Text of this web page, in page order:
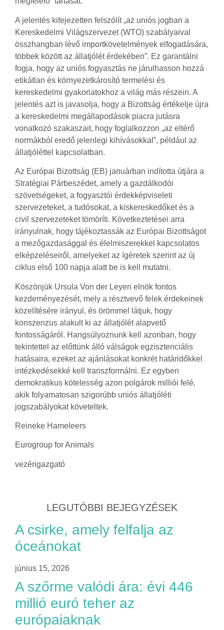
A jelentés kifejezetten felszólít „az uniós jogban a
Kereskedelmi Világszervezet (WTO) szabályaival
összhangban lévő importkövetelmények elfogadására,
többek között az állatjólét érdekében”. Ez garantálni
fogja, hogy az uniós fogyasztás ne járulhasson hozzá
etikátlan és környezetkárosító termelési és
kereskedelmi gyakorlatokhoz a világ más részein. A
jelentés azt is javasolja, hogy a Bizottság értékelje újra
a kereskedelmi megállapodások piacra jutásra
vonatkozó szakaszait, hogy foglalkozzon „az eltérő
normákból eredő jelenlegi kihívásokkal”, például az
állatjóléttel kapcsolatban.
Az Európai Bizottság (EB) januárban indította útjára a
Stratégiai Párbeszédet, amely a gazdálkodói
szövetségeket, a fogyasztói érdekképviseleti
szervezeteket, a tudósokat, a kiskereskedőket és a
civil szervezeteket tömöríti. Következtetései arra
irányulnak, hogy tájékoztassák az Európai Bizottságot
a mezőgazdasággal és élelmiszerekkel kapcsolatos
elképzeléseiről, amelyeket az ígéretek szerint az új
ciklus első 100 napja alatt be is kell mutatni.
Köszönjük Ursula Von der Leyen elnök fontos
kezdeményezését, mely a résztvevő felek érdekeinek
közelítésére irányul, és örömmel látjuk, hogy
konszenzus alakult ki az állatjólét alapvető
fontosságáról. Hangsúlyoznunk kell azonban, hogy
tekintettel az előttünk álló válságok egzisztenciális
hatásaira, ezeket az ajánlásokat konkrét határidőkkel
intézkedésekké kell transzformálni. Ez egyben
demokratikus kötelesség azon polgárok milliói felé,
akik folyamatosan szigorúbb uniós állatjóléti
jogszabályokat követeltek.
Reineke Hameleers
Eurogroup for Animals
vezérigazgató
LEGUTÓBBI BEJEGYZÉSEK
A csirke, amely felfalja az
óceánokat
június 15, 2026
A szőrme valódi ára: évi 446
millió euró teher az
európaiaknak